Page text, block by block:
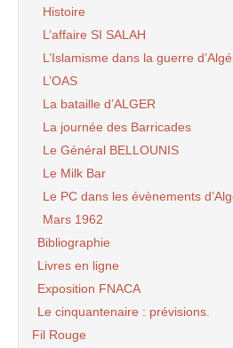
Histoire
L’affaire SI SALAH
L’Islamisme dans la guerre
L’OAS
La bataille d’ALGER
La journée des Barricades
Le Général BELLOUNIS
Le Milk Bar
Le PC dans les évènements
Mars 1962
Bibliographie
Livres en ligne
Exposition FNACA
Le cinquantenaire : prévisions.
Fil Rouge